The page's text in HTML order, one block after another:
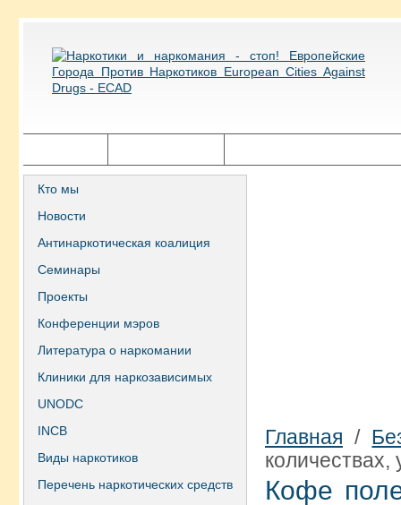
Кто мы
Новости
Антинаркотическая коалиция
Семинары
Проекты
Конференции мэров
Литература о наркомании
Клиники для наркозависимых
UNODC
INCB
Виды наркотиков
Перечень наркотических средств
Главная /
Кофе